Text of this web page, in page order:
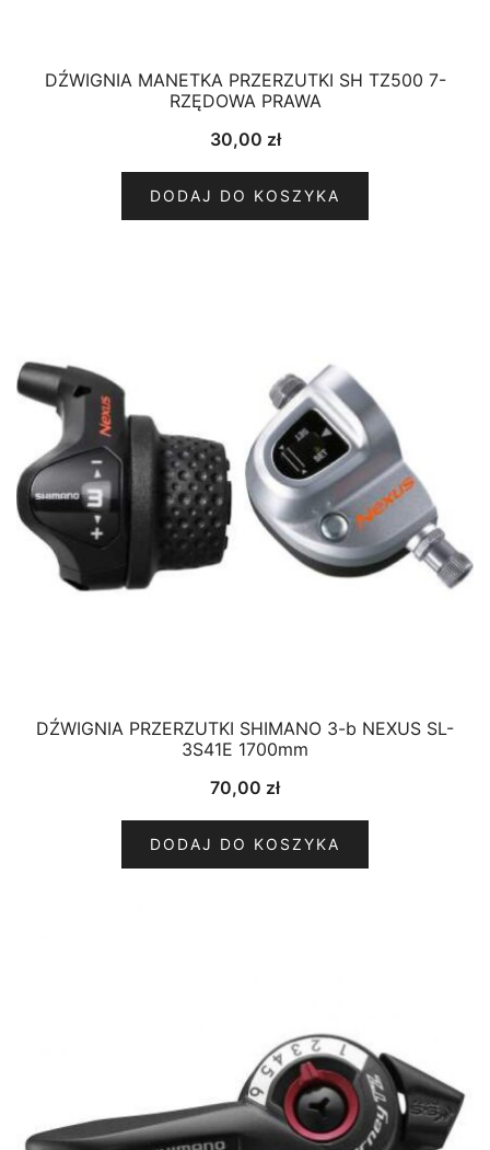
DŹWIGNIA MANETKA PRZERZUTKI SH TZ500 7-
RZĘDOWA PRAWA
30,00 zł
DODAJ DO KOSZYKA
DŹWIGNIA PRZERZUTKI SHIMANO 3-b NEXUS SL-
3S41E 1700mm
70,00 zł
DODAJ DO KOSZYKA